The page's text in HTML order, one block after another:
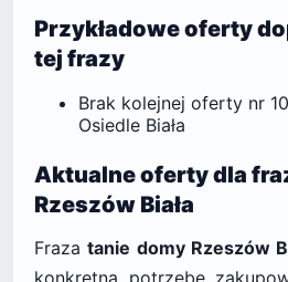
Przykładowe oferty
tej frazy
Brak kolejnej oferty nr
Osiedle Biała
Aktualne oferty dla
Rzeszów Biała
Frazatanie domy Rzeszów
konkretną potrzebę